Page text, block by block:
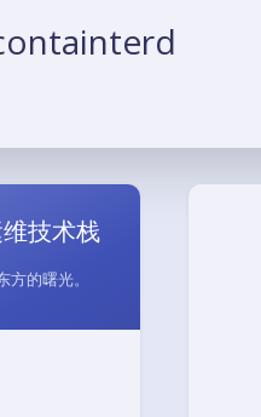
技术栈
的曙光。